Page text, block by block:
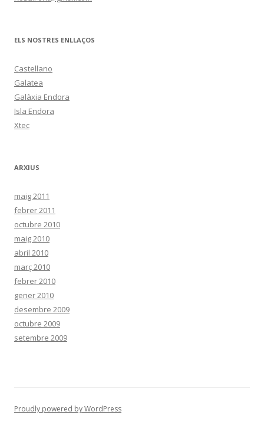
ELS NOSTRES ENLLAÇOS
Castellano
Galatea
Galàxia Endora
Isla Endora
Xtec
ARXIUS
maig 2011
febrer 2011
octubre 2010
maig 2010
abril 2010
març 2010
febrer 2010
gener 2010
desembre 2009
octubre 2009
setembre 2009
Proudly powered by WordPress